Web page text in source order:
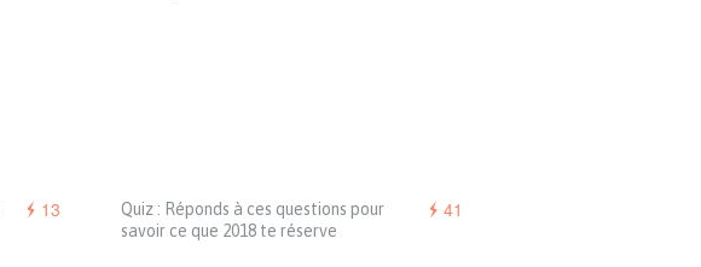
13 41
Quiz : Réponds à ces questions pour
savoir ce que 2018 te réserve